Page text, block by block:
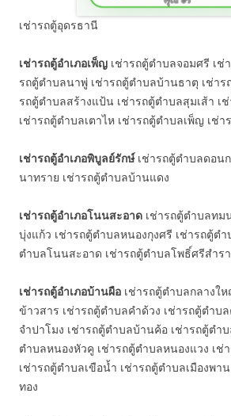
เช่ารถตู้อุดรธานี
เช่ารถตู้อำเภอเพ็ญ เช่ารถตู้ตำบลจอมศรี เช่
รถตู้ตำบลนาพู่ เช่ารถตู้ตำบลบ้านธาตุ เช่าร
รถตู้ตำบลสร้างแป้น เช่ารถตู้ตำบลสุมเส้า เ
เช่ารถตู้ตำบลเตาไห เช่ารถตู้ตำบลเพ็ญ เช่
เช่ารถตู้อำเภอพิบูลย์รักษ์เช่ารถตู้ตำบลดอน
นาทราย เช่ารถตู้ตำบลบ้านแดง
เช่ารถตู้อำเภอโนนสะอาด เช่ารถตู้ตำบลทม
บุ่งแก้ว เช่ารถตู้ตำบลหนองกุงศรี เช่ารถตู้ต
ตำบลโนนสะอาด เช่ารถตู้ตำบลโพธิ์ศรีสำร
เช่ารถตู้อำเภอบ้านผือ เช่ารถตู้ตำบลกลางใ
ข้าวสาร เช่ารถตู้ตำบลคำด้วง เช่ารถตู้ตำบ
จำปาโมง เช่ารถตู้ตำบลบ้านค้อ เช่ารถตู้ตำ
ตำบลหนองหัวคู เช่ารถตู้ตำบลหนองแวง เช่
เช่ารถตู้ตำบลเขือน้ำ เช่ารถตู้ตำบลเมืองพา
ทอง